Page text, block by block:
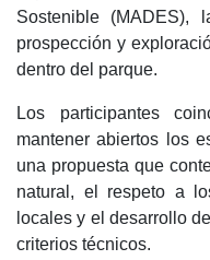
Sostenible (MADES),
prospección y
dentro del parque.
Los participantes
mantener abiertos los
una propuesta que
natural, el respeto a
locales y el desarrollo
criterios técnicos.